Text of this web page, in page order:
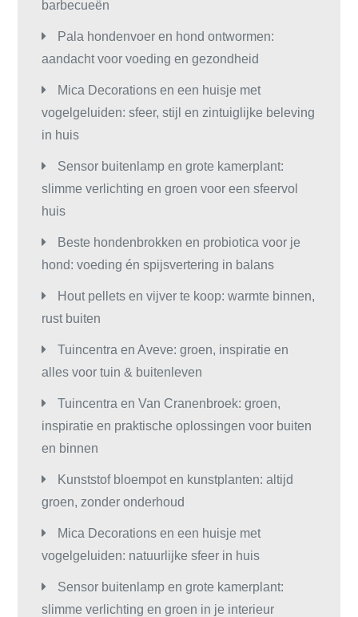
barbecueën
Pala hondenvoer en hond ontwormen:
aandacht voor voeding en gezondheid
Mica Decorations en een huisje met
vogelgeluiden: sfeer, stijl en zintuiglijke beleving
in huis
Sensor buitenlamp en grote kamerplant:
slimme verlichting en groen voor een sfeervol
huis
Beste hondenbrokken en probiotica voor je
hond: voeding én spijsvertering in balans
Hout pellets en vijver te koop: warmte binnen,
rust buiten
Tuincentra en Aveve: groen, inspiratie en
alles voor tuin & buitenleven
Tuincentra en Van Cranenbroek: groen,
inspiratie en praktische oplossingen voor buiten
en binnen
Kunststof bloempot en kunstplanten: altijd
groen, zonder onderhoud
Mica Decorations en een huisje met
vogelgeluiden: natuurlijke sfeer in huis
Sensor buitenlamp en grote kamerplant:
slimme verlichting en groen in je interieur